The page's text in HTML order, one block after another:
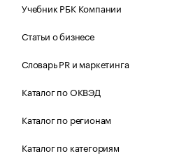
Учебник РБК Компании
Статьи о бизнесе
Словарь PR и маркетинга
Каталог по ОКВЭД
Каталог по регионам
Каталог по категориям